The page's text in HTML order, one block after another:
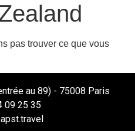
pas trouver ce que vous
au 89) - 75008 Paris
09 25 35